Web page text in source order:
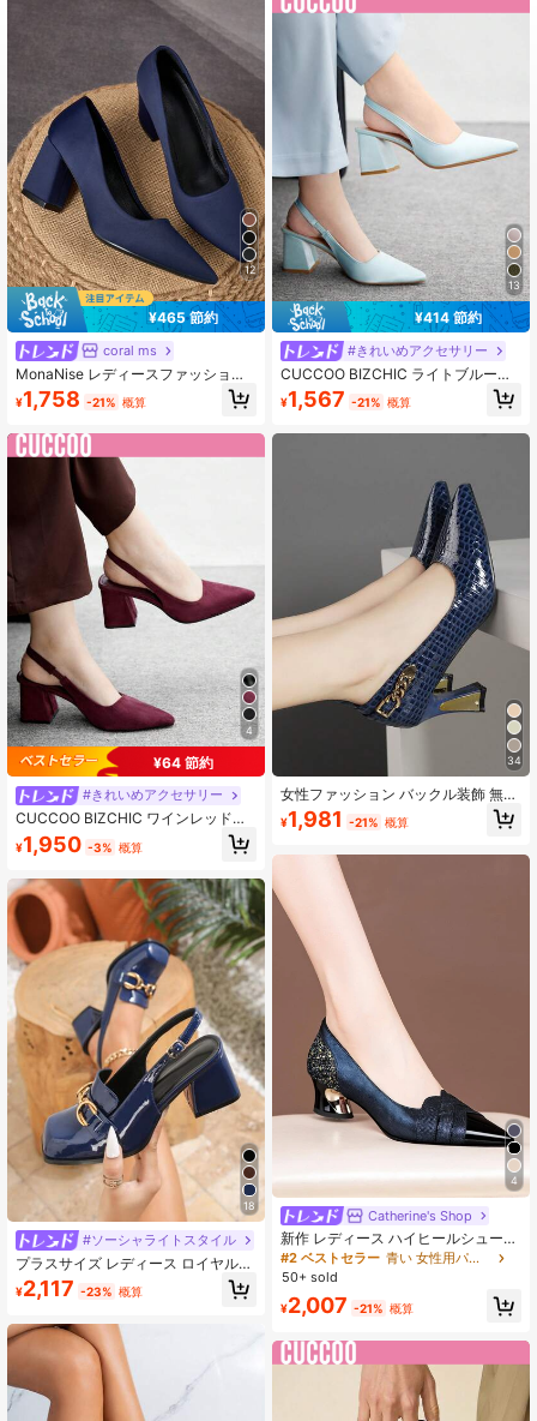
213K フォロワー
4.91 213K フォロワー
4.91 213K フォロワー
12
¥465 節約
coral ms
MonaNise レディースファッション
ブラウン ホーム&オフィスウェア パ
ンプス、カジュアルで多用途なプレ
ョン、旅行、ショッピング、カード
ホルダー
¥1,758 -21% 概算
4
¥64 節約
#きれいめアクセサリー
CUCCOO BIZCHIC ワインレッドの
スエード調ハイヒールパンプス レデ
ィース
¥1,950 -3% 概算
18
#ソーシャライトスタイル
プラスサイズ レディース ロイヤルブ
ルー メタリックバックル ハイヒール
パンプス、チャンキーヒール スクエ
レガントで快適なオフィスシューズ
¥2,117 -23% 概算
13
¥414 節約
#きれいめアクセサリー
CUCCOO BIZCHIC ライトブルーの
サテン素材 尖っ たつま先 厚手のヒ
ールパンプス、通勤、デート、パー
¥1,567 -21% 概算
34
女性ファッション バックル装飾 無地
快適 多用途 尖った つま先 ハイヒー
ルパンプス、オールシーズン使用可
¥1,981 -21% 概算
4
Catherine's Shop
新作 レディース ハイヒールシューズ
ブルー、ブラック、アプリコット、
カーキ、シルバーカラー グリッター
#2 ベストセラー
青い 女性用パンプス
50+ sold
¥2,007 -21% 概算